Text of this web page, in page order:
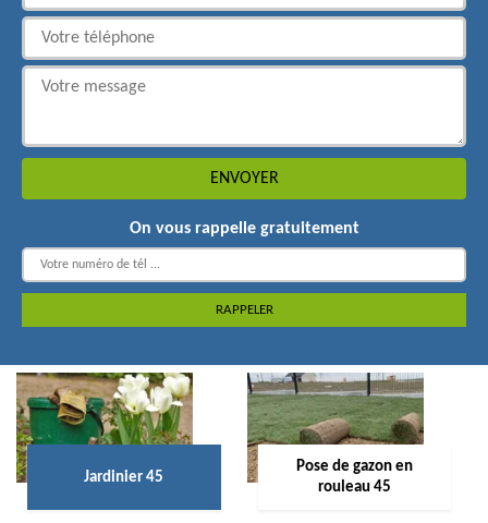
On vous rappelle gratuitement
Jardinier 45
Pose de gazon en
rouleau 45